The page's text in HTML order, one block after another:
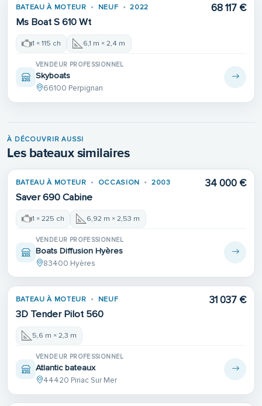
BATEAU À MOTEUR NEUF 2022
Ms Boat S 610 Wt
68 117 €
1 × 115 ch 6,1 m × 2,4 m
VENDEUR PROFESSIONNEL
Skyboats
66100 Perpignan
À DÉCOUVRIR AUSSI
Les bateaux similaires
BATEAU À MOTEUR OCCASION 2003
Saver 690 Cabine
34 000 €
1 × 225 ch 6,92 m × 2,53 m
VENDEUR PROFESSIONNEL
Boats Diffusion Hyères
83400 Hyères
BATEAU À MOTEUR NEUF
3D Tender Pilot 560
31 037 €
5,6 m × 2,3 m
VENDEUR PROFESSIONNEL
Atlantic bateaux
44420 Piriac Sur Mer